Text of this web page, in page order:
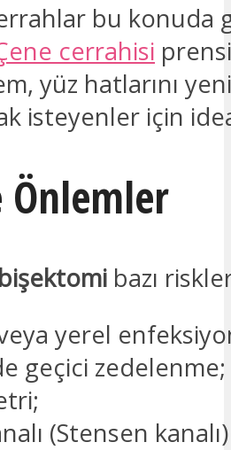
bu konuda
cerrahisi
yüz hatlarını
isteyenler için
Önlemler
bişektomi bazı
yerel
geçici zedelenme;
(Stensen